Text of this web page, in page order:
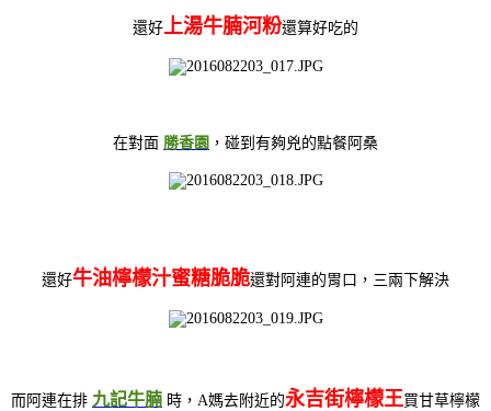
還好 上湯牛腩河粉還算好吃的
在對面 勝香園 ，碰到有夠兇的點餐阿桑
還好牛油檸檬汁蜜糖脆脆還對阿連的胃口，三兩下解決
而阿連在排 九記牛腩 時，A媽去附近的永吉街檸檬王買甘草檸檬